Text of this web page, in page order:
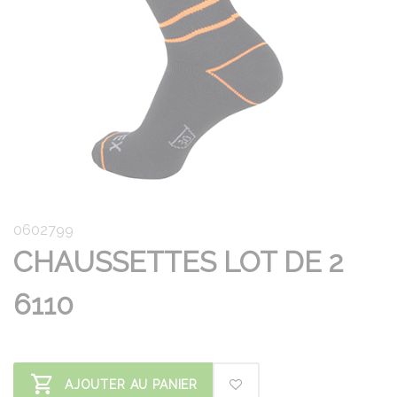
0602799
CHAUSSETTES LOT DE 2
6110
AJOUTER AU PANIER